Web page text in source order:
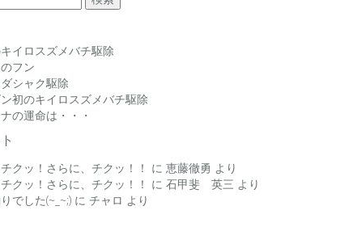
イロスズメバチ駆除
フン
シャク駆除
初のキイロスズメバチ駆除
の運命は・・・
クッ！さらに、チクッ！！ に 恵藤徹勇 より
クッ！さらに、チクッ！！ に 石甲斐 英三 より
でした(~_~;) に チャロ より